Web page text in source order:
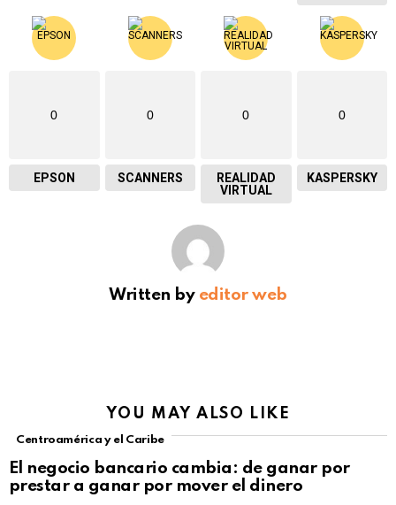
0
EPSON
0
SCANNERS
0
REALIDAD
VIRTUAL
0
KASPERSKY
Written by editor web
YOU MAY ALSO LIKE
Centroamérica y el Caribe
El negocio bancario cambia: de ganar por
prestar a ganar por mover el dinero